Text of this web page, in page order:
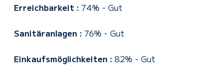
Erreichbarkeit : 74% - Gut
Sanitäranlagen : 76% - Gut
Einkaufsmöglichkeiten : 82% - Gut